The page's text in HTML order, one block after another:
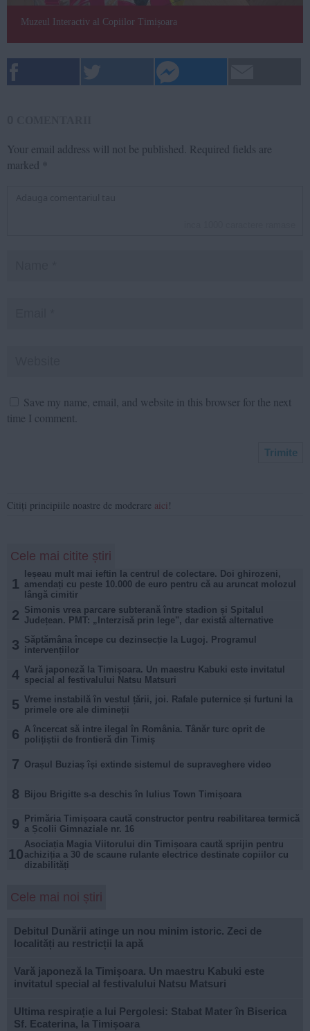
Muzeul Interactiv al Copiilor Timișoara
Your email address will not be published. Required fields are
marked *
Save my name, email, and website in this browser for the next
time I comment.
Citiți principiile noastre de moderare aici!
Cele mai citite știri
1
Ieșeau mult mai ieftin la centrul de colectare. Doi ghirozeni,
amendați cu peste 10.000 de euro pentru că au aruncat molozul
lângă cimitir
2 Simonis vrea parcare subterană între stadion și Spitalul
Județean. PMT: „Interzisă prin lege", dar există alternative
3 Săptămâna începe cu dezinsecție la Lugoj. Programul
intervențiilor
4 Vară japoneză la Timișoara. Un maestru Kabuki este invitatul
special al festivalului Natsu Matsuri
5 Vreme instabilă în vestul țării, joi. Rafale puternice și furtuni la
primele ore ale dimineții
6 A încercat să intre ilegal în România. Tânăr turc oprit de
polițiștii de frontieră din Timiș
7 Orașul Buziaș își extinde sistemul de supraveghere video
8 Bijou Brigitte s-a deschis în Iulius Town Timișoara
9
Primăria Timișoara caută constructor pentru reabilitarea termică
a Școlii Gimnaziale nr. 16
10
Asociația Magia Viitorului din Timișoara caută sprijin pentru
achiziția a 30 de scaune rulante electrice destinate copiilor cu
dizabilități
Cele mai noi știri
Debitul Dunării atinge un nou minim istoric. Zeci de
localități au restricții la apă
Vară japoneză la Timișoara. Un maestru Kabuki este
invitatul special al festivalului Natsu Matsuri
Ultima respirație a lui Pergolesi: Stabat Mater în Biserica
Sf. Ecaterina, la Timișoara